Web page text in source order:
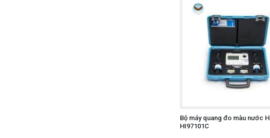
Bộ máy quang đo màu nước
HI97101C